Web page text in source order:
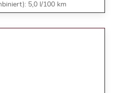
5,0 l/100 km